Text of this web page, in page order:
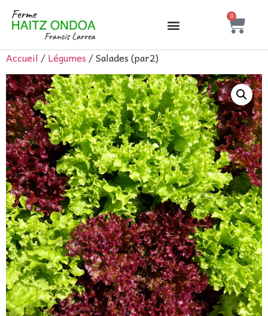
0
Accueil/Légumes/ Salades (par2)